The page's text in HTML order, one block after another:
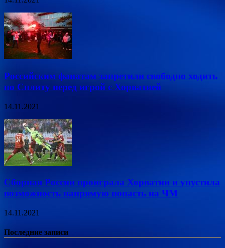
Российским фанатам запретили свободно ходить
по Сплиту перед игрой с Хорватией
14.11.2021
Сборная России проиграла Хорватии и упустила
возможность напрямую попасть на ЧМ
14.11.2021
Последние записи